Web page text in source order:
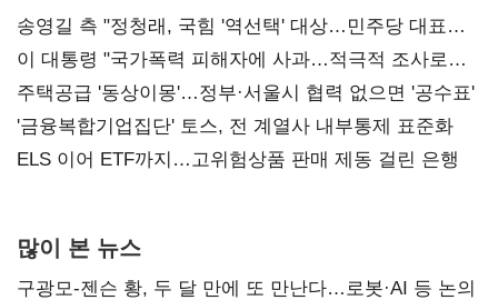
송영길 측 "정청래, 국힘 '역선택' 대상…민주당 대표로
총선 지휘 못해"
이 대통령 "국가폭력 피해자에 사과…적극적 조사로
진실 밝혀야"
주택공급 '동상이몽'…정부·서울시 협력 없으면 '공수표'
'금융복합기업집단' 토스, 전 계열사 내부통제 표준화
ELS 이어 ETF까지…고위험상품 판매 제동 걸린 은행
많이 본 뉴스
구광모-젠슨 황, 두 달 만에 또 만난다…로봇·AI 등 논의